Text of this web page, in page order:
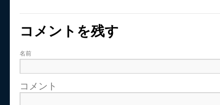
コメントを残す
名前
コメント